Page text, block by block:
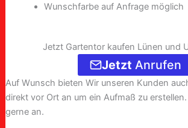
Wunschfarbe auf Anfrage möglich
Jetzt Gartentor kaufen Lünen und
Jetzt Anrufen
Auf Wunsch bieten Wir unseren Kunden
direkt vor Ort an um ein Aufmaß zu
gerne an.